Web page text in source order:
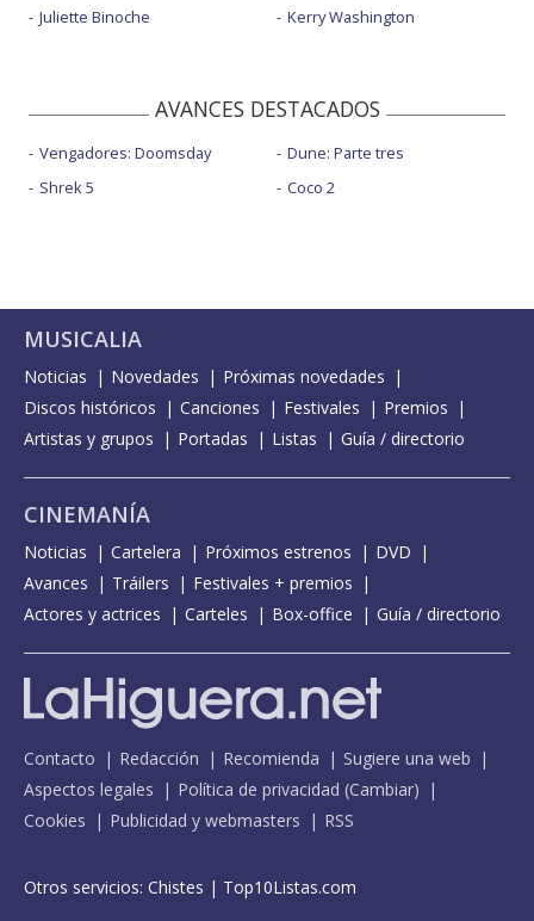
Juliette Binoche
Kerry Washington
AVANCES DESTACADOS
Vengadores: Doomsday
Shrek 5
Dune: Parte tres
Coco 2
MUSICALIA
Noticias Novedades
Próximas novedades
Discos históricos
Canciones Festivales
Premios
Artistas y grupos
Portadas Listas Guía / directorio
CINEMANÍA
Noticias Cartelera Próximos estrenos
DVD
Avances
Tráilers
Festivales + premios
Actores y actrices
Carteles Box-office Guía / directorio
Contacto Redacción Recomienda
Sugiere una web
Aspectos legales
Política de privacidad (Cambiar)
Cookies
Publicidad y webmasters RSS
Otros servicios: Chistes | Top10Listas.com